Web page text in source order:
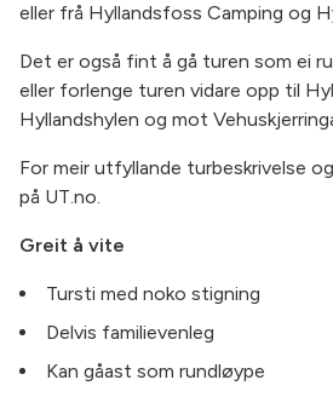
eller frå Hyllandsfoss Camping og
Det er også fint å gå turen som ei
eller forlenge turen vidare opp til
Hyllandshylen og mot
For meir utfyllande turbeskrivelse
på UT.no.
Greit å vite
Tursti med noko stigning
Delvis familievenleg
Kan gåast som rundløype